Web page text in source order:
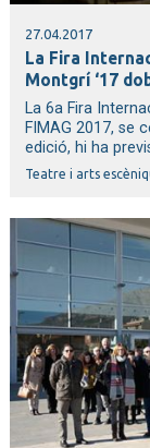
27.04.2017
La Fira
Montgrí ‘17
La 6a Fira
FIMAG 2017, se
edició, hi ha
Teatre i arts